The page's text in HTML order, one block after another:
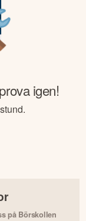
igen!
på Börskollen